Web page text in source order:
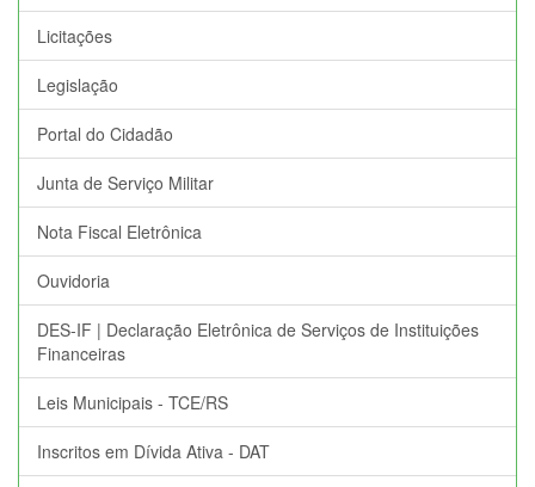
Licitações
Legislação
Portal do Cidadão
Junta de Serviço Militar
Nota Fiscal Eletrônica
Ouvidoria
DES-IF | Declaração Eletrônica de Serviços de Instituições
Financeiras
Leis Municipais - TCE/RS
Inscritos em Dívida Ativa - DAT